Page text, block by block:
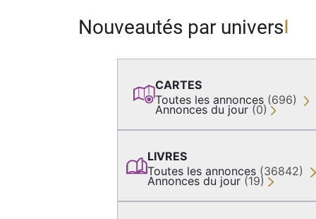
Nouveautés par univers
CARTES
Toutes les annonces (696)
Annonces du jour (0)
LIVRES
Toutes les annonces (36842)
Annonces du jour (19)